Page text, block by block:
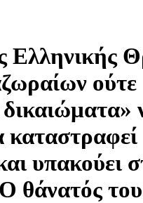
Ελληνικής
υπακούει
θάνατός